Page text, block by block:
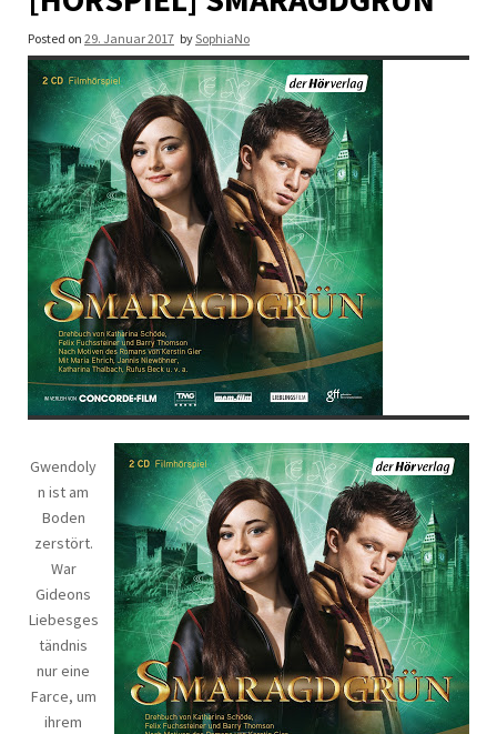
Posted on 29. Januar 2017 bySophiaNo
Gwendoly
n ist am
Boden
zerstört.
War
Gideons
Liebesges
tändnis
nur eine
Farce, um
ihrem